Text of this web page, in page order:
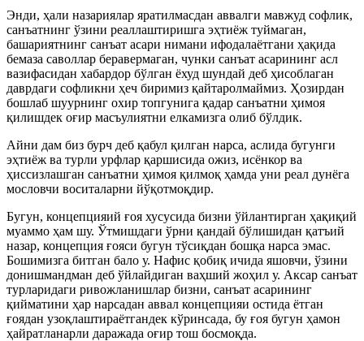
Энди, ҳали назариялар яратилмасдан аввалги мавжуд софлик,
санъатнинг ўзини реаллаштиришга эҳтиёж туймаган,
башариятнинг санъат асари нимани ифодалаётгани ҳақида
бемаза саволлар беравермаган, чунки санъат асарининг асл
вазифасидан хабардор бўлган ёхуд шундай деб ҳисоблаган
даврдаги софликни ҳеч биримиз қайтаролмаймиз. Ҳозирдан
бошлаб шуурнинг охир топгунига қадар санъатни ҳимоя
қилишдек оғир масъулиятни елкамизга олиб бўлдик.
Айни дам биз бурч деб қабул қилган нарса, аслида бугунги
эҳтиёж ва турли урфлар қаршисида ожиз, исёнкор ва
ҳиссизлашган санъатни ҳимоя қилмоқ ҳамда уни реал дунёга
мословчи воситаларни йўқотмоқдир.
Бугун, концепцияий ғоя хусусида бизни ўйлантирган ҳақиқий
муаммо ҳам шу. Ўтмишдаги ўрни қандай бўлишидан қатъий
назар, концепция ғояси бугун тўсиқдан бошқа нарса эмас.
Бошимизга битган бало у. Нафис қобиқ ичида яшовчи, ўзини
донишмандман деб ўйлайдиган ваҳший жоҳил у. Аксар санъат
турларидаги ривожланишлар бизни, санъат асарининг
қийматини ҳар нарсадан аввал концепцияи остида ётган
ғоядан узоқлаштираётгандек кўринсада, бу ғоя бугун ҳамон
ҳайратланарли даражада оғир тош босмоқда.